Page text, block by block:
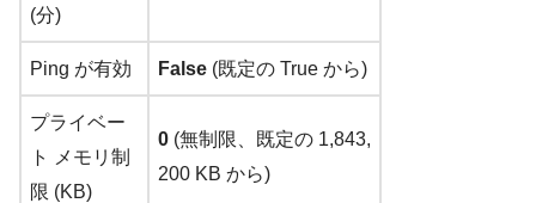
(分)
Ping が有効 False (既定の True から)
プライベー
ト メモリ制
限 (KB)
0 (無制限、既定の 1,843,
200 KB から)